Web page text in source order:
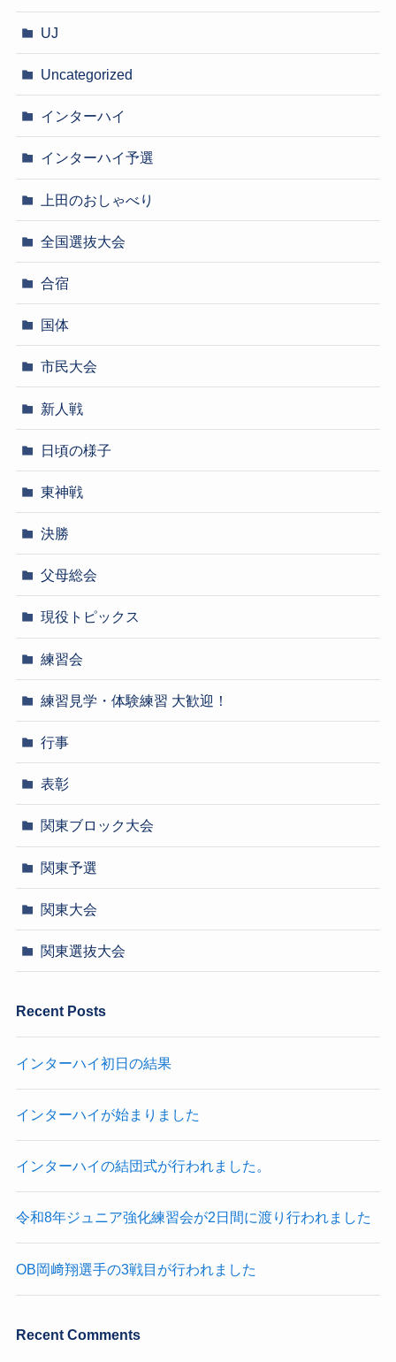
UJ
Uncategorized
インターハイ
インターハイ予選
上田のおしゃべり
全国選抜大会
合宿
国体
市民大会
新人戦
日頃の様子
東神戦
決勝
父母総会
現役トピックス
練習会
練習見学・体験練習 大歓迎！
行事
表彰
関東ブロック大会
関東予選
関東大会
関東選抜大会
Recent Posts
インターハイ初日の結果
インターハイが始まりました
インターハイの結団式が行われました。
令和8年ジュニア強化練習会が2日間に渡り行われました
OB岡﨑翔選手の3戦目が行われました
Recent Comments